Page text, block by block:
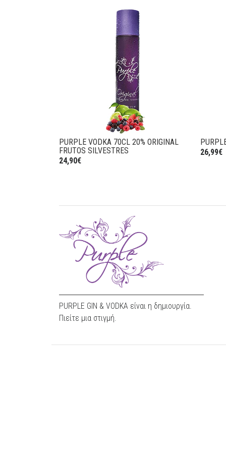
PURPLE VODKA 70CL 20% ORIGINAL
FRUTOS SILVESTRES
24,90€
26,99€
PURPLE GIN & VODKA είναι η δημιουργία.
Πιείτε μια στιγμή.